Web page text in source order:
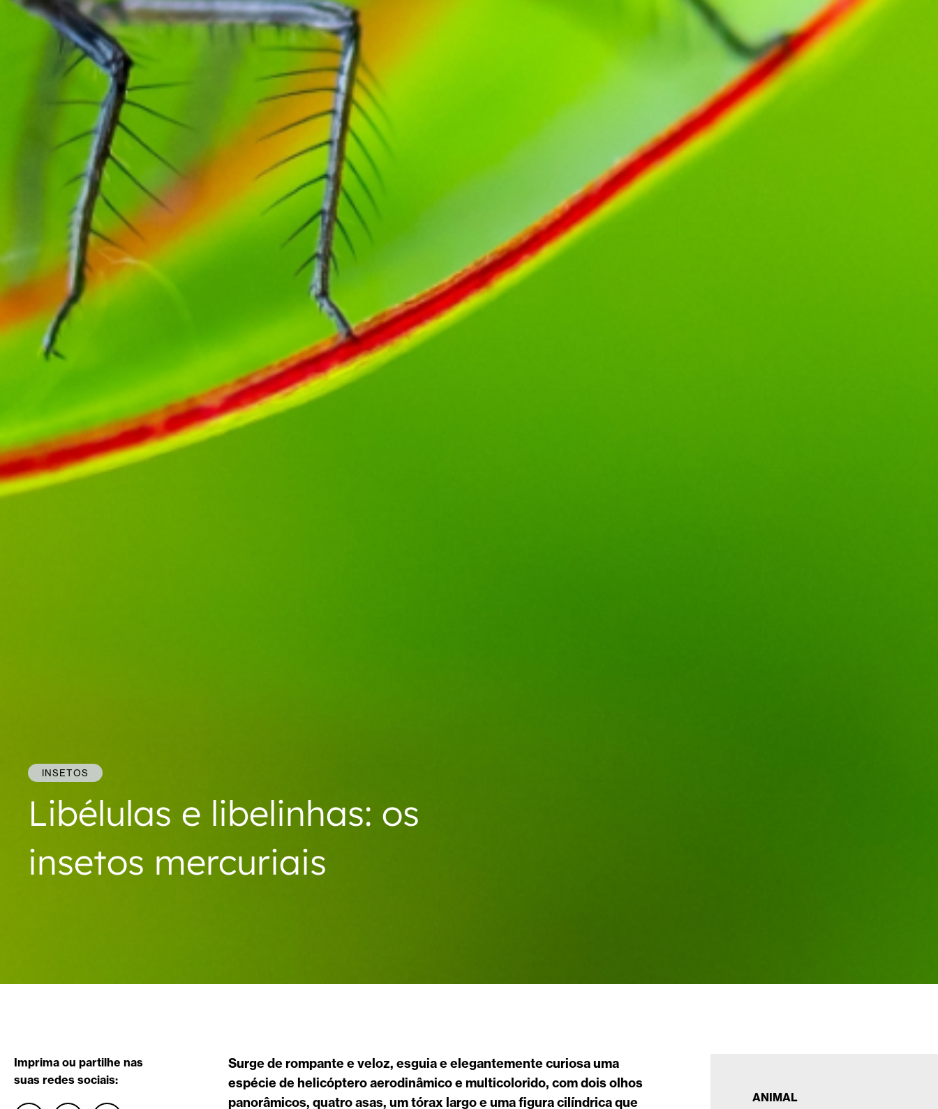
INSETOS
Libélulas e libelinhas: os
insetos mercuriais
Imprima ou partilhe nas
suas redes sociais:
Surge de rompante e veloz, esguia e elegantemente curiosa uma
espécie de helicóptero aerodinâmico e multicolorido, com dois olhos
panorâmicos, quatro asas, um tórax largo e uma figura cilíndrica que
ANIMAL